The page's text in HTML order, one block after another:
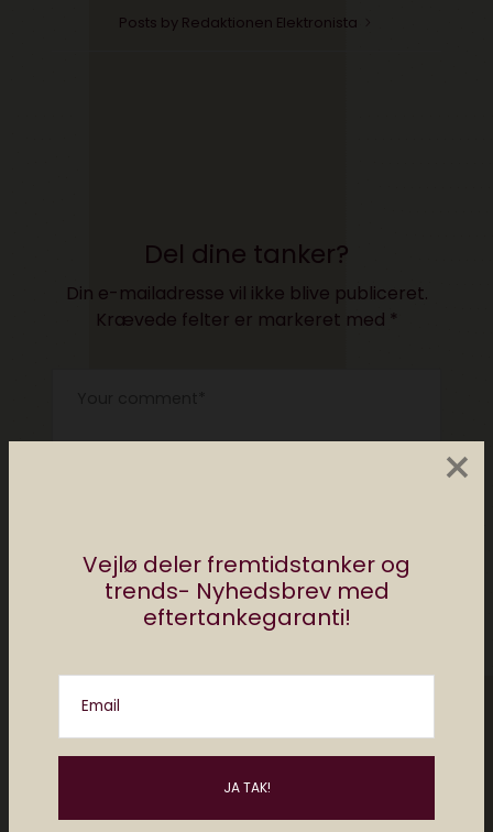
Vejlø deler fremtidstanker og
trends- Nyhedsbrev med
eftertankegaranti!
Email
×
Posts by Redaktionen Elektronista
Del dine tanker?
Din e-mailadresse vil ikke blive publiceret.
Krævede felter er markeret med *